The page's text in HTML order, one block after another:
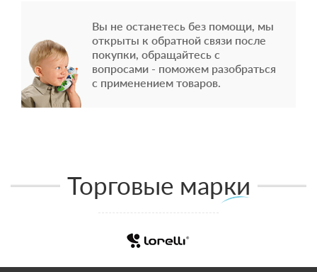
Вы не останетесь без помощи, мы
открыты к обратной связи после
покупки, обращайтесь с
вопросами - поможем разобраться
с применением товаров.
Торговые марки